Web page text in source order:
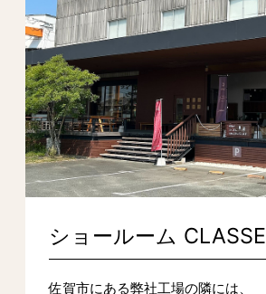
ショールーム CLASSE
佐賀市にある弊社工場の隣には、